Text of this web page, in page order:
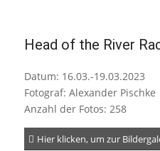
Head of the River
Datum: 16.03.-19.03.2023
Fotograf: Alexander Pischke
Anzahl der Fotos: 258
Hier klicken, um zur